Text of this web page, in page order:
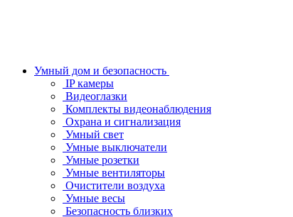
Умный дом и безопасность
IP камеры
Видеоглазки
Комплекты видеонаблюдения
Охрана и сигнализация
Умный свет
Умные выключатели
Умные розетки
Умные вентиляторы
Очистители воздуха
Умные весы
Безопасность близких